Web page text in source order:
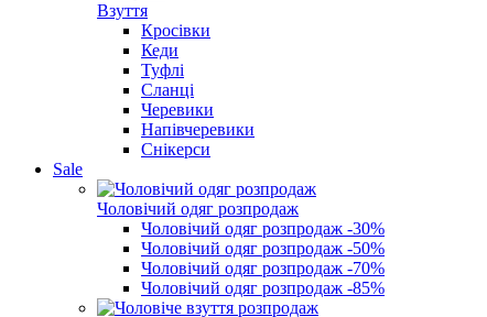
Взуття
Кросівки
Кеди
Туфлі
Сланці
Черевики
Напівчеревики
Снікерси
Sale
Чоловічий одяг розпродаж
Чоловічий одяг розпродаж -30%
Чоловічий одяг розпродаж -50%
Чоловічий одяг розпродаж -70%
Чоловічий одяг розпродаж -85%